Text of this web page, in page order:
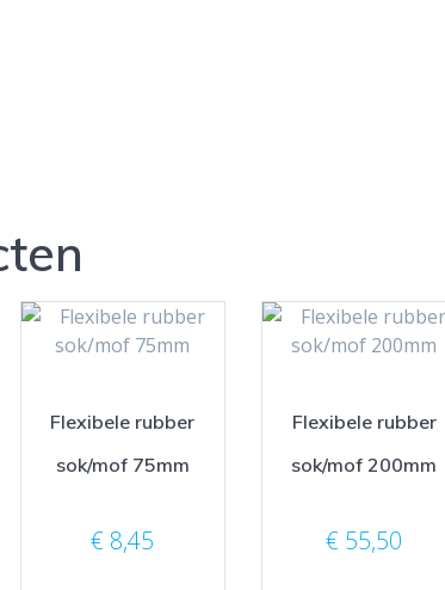
Flexibele rubber
sok/mof 75mm
€ 8,45
Flexibele rubber
sok/mof 200mm
€ 55,50